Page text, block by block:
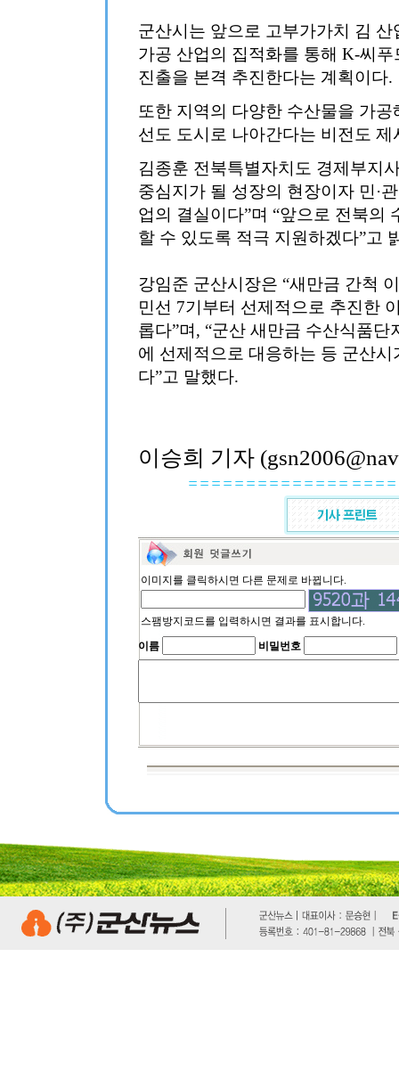
군산시는 앞으로 고부가가치 김
가공 산업의 집적화를 통해 K-씨
진출을 본격 추진한다는 계획이다.
또한 지역의 다양한 수산물을 가
선도 도시로 나아간다는 비전도 제
김종훈 전북특별자치도 경제부지
중심지가 될 성장의 현장이자 민·
업의 결실이다”며 “앞으로 전북의
할 수 있도록 적극 지원하겠다”고
강임준 군산시장은 “새만금 간척
민선 7기부터 선제적으로 추진한
롭다”며, “군산 새만금 수산식품
에 선제적으로 대응하는 등 군산
다”고 말했다.
이승희 기자
이미지를 클릭하시면 다른 문제로 바뀝니다.
스팸방지코드를 입력하시면 결과를 표시합니다.
이름
비밀번호